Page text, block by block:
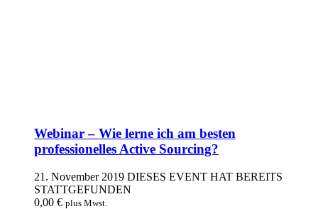
Webinar – Wie lerne ich am besten
professionelles Active Sourcing?
21. November 2019 DIESES EVENT HAT BEREITS
STATTGEFUNDEN
0,00 € plus Mwst.